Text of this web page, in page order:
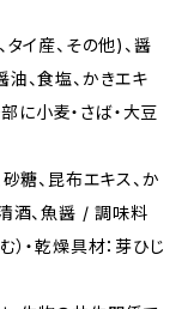
タイ産、その他)、醤
油、食塩、かきエキ
に小麦・さば・大豆
糖、昆布エキス、か
酒、魚醤 / 調味料
）・乾燥具材：芽ひじ